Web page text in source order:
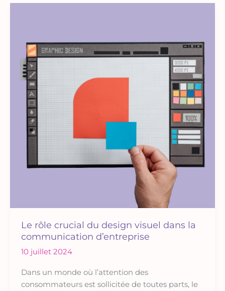
Le rôle crucial du design visuel dans la
communication d’entreprise
10 juillet 2024
Dans un monde où l’attention des
consommateurs est sollicitée de toutes parts, le